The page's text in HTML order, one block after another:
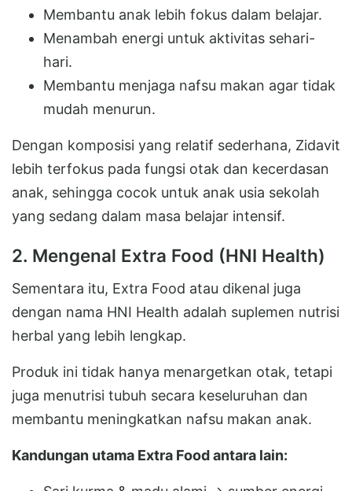
Membantu anak lebih fokus dalam belajar.
Menambah energi untuk aktivitas sehari-
hari.
Membantu menjaga nafsu makan agar tidak
mudah menurun.
Dengan komposisi yang relatif sederhana, Zidavit
lebih terfokus pada fungsi otak dan kecerdasan
anak, sehingga cocok untuk anak usia sekolah
yang sedang dalam masa belajar intensif.
2. Mengenal Extra Food (HNI Health)
Sementara itu, Extra Food atau dikenal juga
dengan nama HNI Health adalah suplemen nutrisi
herbal yang lebih lengkap.
Produk ini tidak hanya menargetkan otak, tetapi
juga menutrisi tubuh secara keseluruhan dan
membantu meningkatkan nafsu makan anak.
Kandungan utama Extra Food antara lain: